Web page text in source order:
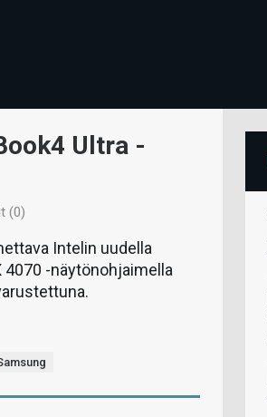
Ultra -
(0)
Intelin uudella
4070 -näytönohjaimella